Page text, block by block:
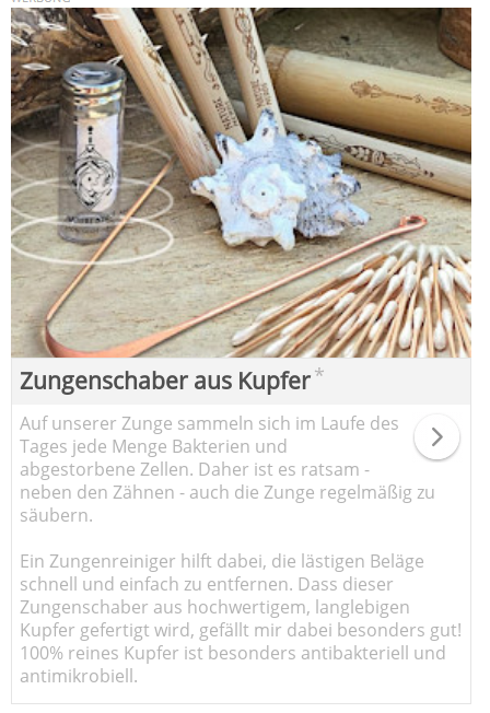
Zungenschaber aus Kupfer*
Auf unserer Zunge sammeln sich im Laufe des
Tages jede Menge Bakterien und
abgestorbene Zellen. Daher ist es ratsam -
neben den Zähnen - auch die Zunge regelmäßig zu
säubern.
Ein Zungenreiniger hilft dabei, die lästigen Beläge
schnell und einfach zu entfernen. Dass dieser
Zungenschaber aus hochwertigem, langlebigen
Kupfer gefertigt wird, gefällt mir dabei besonders gut!
100% reines Kupfer ist besonders antibakteriell und
antimikrobiell.